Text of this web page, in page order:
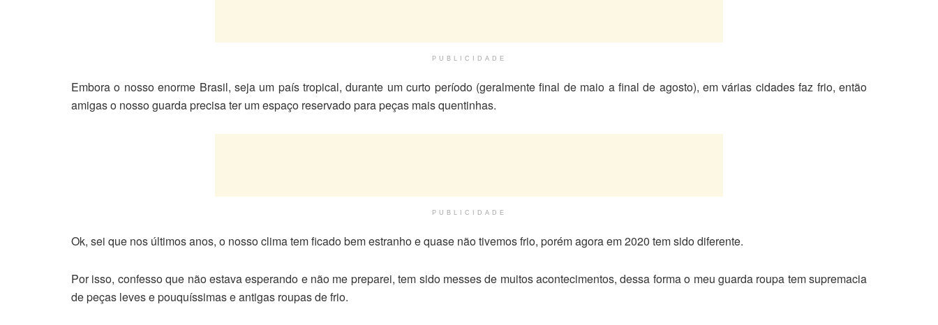
PUBLICIDADE
Embora o nosso enorme Brasil, seja um país tropical, durante um curto período (geralmente final de maio a final de agosto), em várias cidades faz frio, então
amigas o nosso guarda precisa ter um espaço reservado para peças mais quentinhas.
PUBLICIDADE
Ok, sei que nos últimos anos, o nosso clima tem ficado bem estranho e quase não tivemos frio, porém agora em 2020 tem sido diferente.
Por isso, confesso que não estava esperando e não me preparei, tem sido messes de muitos acontecimentos, dessa forma o meu guarda roupa tem supremacia
de peças leves e pouquíssimas e antigas roupas de frio.